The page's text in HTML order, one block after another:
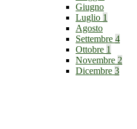
Giugno
Luglio 1
Agosto
Settembre 4
Ottobre 1
Novembre 2
Dicembre 3